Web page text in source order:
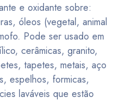
e oxidante sobre:
óleos (vegetal, animal
Pode ser usado em
cerâmicas, granito,
tapetes, metais, aço
espelhos, formicas,
laváveis que estão